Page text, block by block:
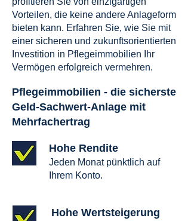
Vorteilen, die keine andere Anlageform
bieten kann. Erfahren Sie, wie Sie mit
einer sicheren und zukunftsorientierten
Investition in Pflegeimmobilien Ihr
Vermögen erfolgreich vermehren.
Pflegeimmobilien - die sicherste
Geld-Sachwert-Anlage mit
Mehrfachertrag
Hohe Rendite
Jeden Monat pünktlich auf
Ihrem Konto.
Hohe Wertsteigerung